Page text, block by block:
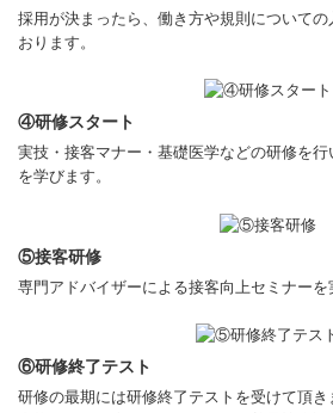
採用が決まったら、働き方や規則について
おります。
④研修スタート
実技・接客マナー・基礎医学などの研修を
を学びます。
⑤接客研修
専門アドバイザーによる接客向上セミナーを
⑥研修終了テスト
研修の最期には研修終了テストを受けて頂き